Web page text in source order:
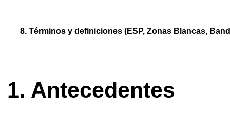
8. Términos y definiciones (ESP, Zonas Blancas,
1. Antecedentes